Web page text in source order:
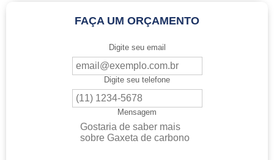
FAÇA UM ORÇAMENTO
Digite seu email
Digite seu telefone
Mensagem